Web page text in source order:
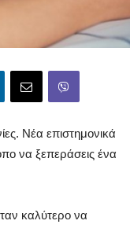
Νέα επιστημονικά
να ξεπεράσεις ένα
καλύτερο να